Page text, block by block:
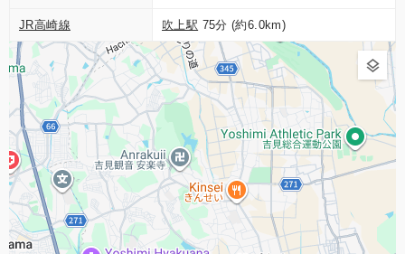
JR高崎線 吹上駅 75分 (約6.0km)